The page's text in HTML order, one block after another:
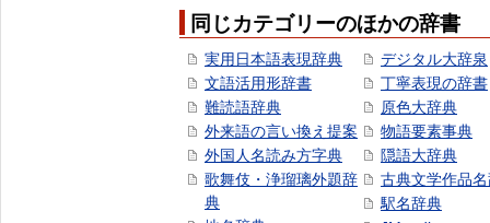
同じカテゴリーのほかの辞書
実用日本語表現辞典
文語活用形辞書
難読語辞典
外来語の言い換え提案
外国人名読み方字典
歌舞伎・浄瑠璃外題辞
典
デジタル大辞泉
丁寧表現の辞書
原色大辞典
物語要素事典
隠語大辞典
古典文学作品
駅名辞典